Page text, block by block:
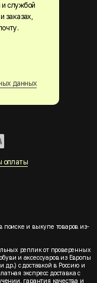
данных
оплаты
и службой
заказах,
и выкупе товаров из-
реплик от проверенных
и аксессуаров из Европы
др.) с доставкой в Россию и
экспресс доставка с
гарантия качества и